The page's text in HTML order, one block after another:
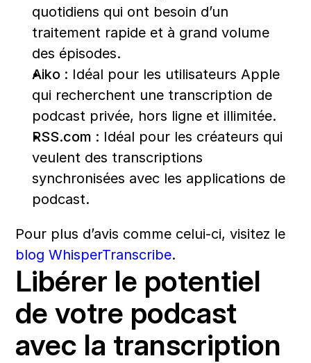
quotidiens qui ont besoin d’un
traitement rapide et à grand volume
des épisodes.
Aiko : Idéal pour les utilisateurs Apple
qui recherchent une transcription de
podcast privée, hors ligne et illimitée.
RSS.com : Idéal pour les créateurs qui
veulent des transcriptions
synchronisées avec les applications de
podcast.
blog WhisperTranscribe.
Libérer le potentiel
de votre podcast
avec la transcription